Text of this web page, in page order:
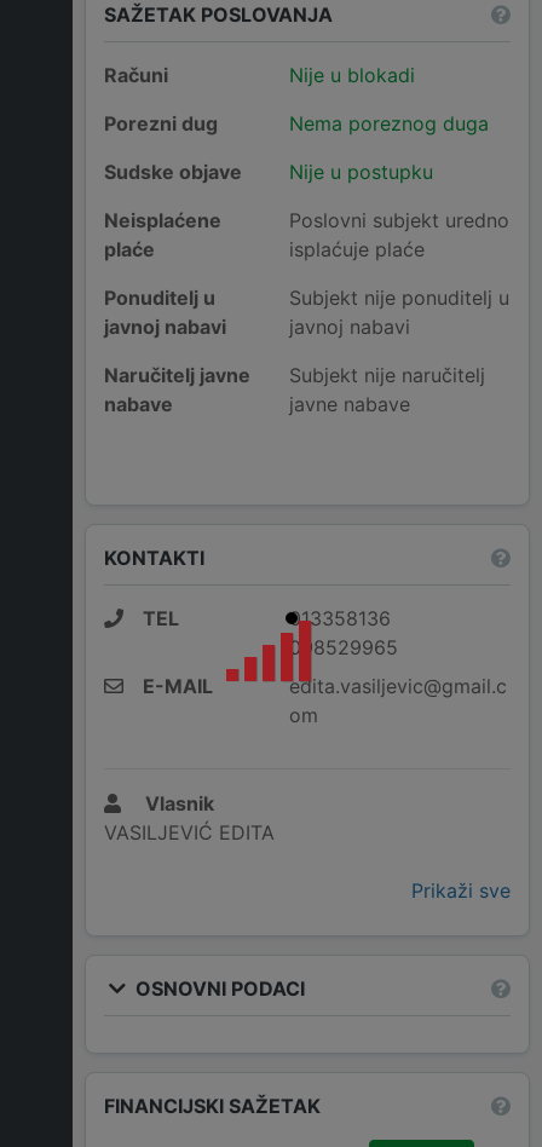
SAŽETAK POSLOVANJA
Računi
Nije u blokadi
Porezni dug
Nema poreznog duga
Sudske objave
Nije u postupku
Neisplaćene
plaće
Poslovni subjekt uredno
isplaćuje plaće
Ponuditelj u
javnoj nabavi
Subjekt nije ponuditelj u
javnoj nabavi
Naručitelj javne
nabave
Subjekt nije naručitelj
javne nabave
KONTAKTI
TEL
013358136
098529965
E-MAIL
edita.vasiljevic@gmail.c
om
Vlasnik
VASILJEVIĆ EDITA
Prikaži sve
OSNOVNI PODACI
FINANCIJSKI SAŽETAK